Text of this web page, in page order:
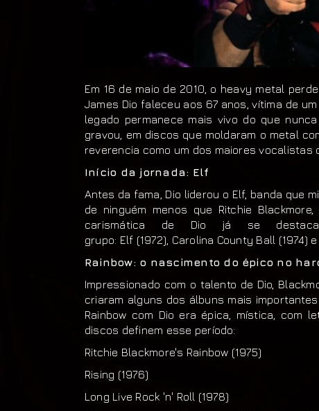
Em 16 de maio de 2010, o heavy metal
James Dio faleceu aos 67 anos, vítima de
legado permanece mais vivo do que
gravou, em discos que moldaram o metal
reverencia como um dos maiores vocalistas
Início da jornada: Elf
Antes da fama, Dio liderou o Elf, banda que
de ninguém menos que Ritchie
carismática de Dio já se
grupo: Elf (1972), Carolina County Ball (1974)
Rainbow: o nascimento do épico no
Impressionado com o talento de Dio,
criaram alguns dos álbuns mais
Rainbow com Dio era épica, mística, com
discos definem esse período:
Ritchie Blackmore's Rainbow (1975)
Rising (1976)
Long Live Rock 'n' Roll (1978)